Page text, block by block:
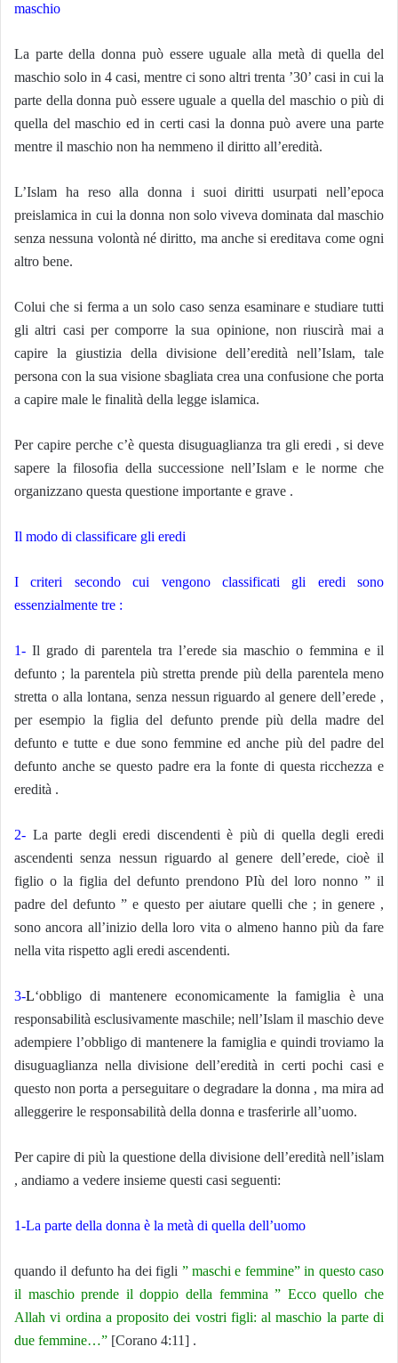
maschio
La parte della donna può essere uguale alla metà di quella del
maschio solo in 4 casi, mentre ci sono altri trenta ’30’ casi in cui la
parte della donna può essere uguale a quella del maschio o più di
quella del maschio ed in certi casi la donna può avere una parte
mentre il maschio non ha nemmeno il diritto all’eredità.
L’Islam ha reso alla donna i suoi diritti usurpati nell’epoca
preislamica in cui la donna non solo viveva dominata dal maschio
senza nessuna volontà né diritto, ma anche si ereditava come ogni
altro bene.
Colui che si ferma a un solo caso senza esaminare e studiare tutti
gli altri casi per comporre la sua opinione, non riuscirà mai a
capire la giustizia della divisione dell’eredità nell’Islam, tale
persona con la sua visione sbagliata crea una confusione che porta
a capire male le finalità della legge islamica.
Per capire perche c’è questa disuguaglianza tra gli eredi , si deve
sapere la filosofia della successione nell’Islam e le norme che
organizzano questa questione importante e grave .
Il modo di classificare gli eredi
I criteri secondo cui vengono classificati gli eredi sono
essenzialmente tre :
1- Il grado di parentela tra l’erede sia maschio o femmina e il
defunto ; la parentela più stretta prende più della parentela meno
stretta o alla lontana, senza nessun riguardo al genere dell’erede ,
per esempio la figlia del defunto prende più della madre del
defunto e tutte e due sono femmine ed anche più del padre del
defunto anche se questo padre era la fonte di questa ricchezza e
eredità .
2- La parte degli eredi discendenti è più di quella degli eredi
ascendenti senza nessun riguardo al genere dell’erede, cioè il
figlio o la figlia del defunto prendono PIù del loro nonno ” il
padre del defunto ” e questo per aiutare quelli che ; in genere ,
sono ancora all’inizio della loro vita o almeno hanno più da fare
nella vita rispetto agli eredi ascendenti.
3-L‘obbligo di mantenere economicamente la famiglia è una
responsabilità esclusivamente maschile; nell’Islam il maschio deve
adempiere l’obbligo di mantenere la famiglia e quindi troviamo la
disuguaglianza nella divisione dell’eredità in certi pochi casi e
questo non porta a perseguitare o degradare la donna , ma mira ad
alleggerire le responsabilità della donna e trasferirle all’uomo.
Per capire di più la questione della divisione dell’eredità nell’islam
, andiamo a vedere insieme questi casi seguenti:
1-La parte della donna è la metà di quella dell’uomo
quando il defunto ha dei figli ” maschi e femmine” in questo caso
il maschio prende il doppio della femmina ” Ecco quello che
Allah vi ordina a proposito dei vostri figli: al maschio la parte di
due femmine…” [Corano 4:11] .